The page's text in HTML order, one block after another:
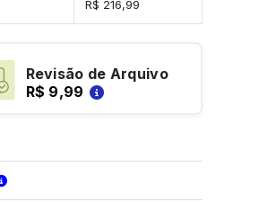
R$ 216,99
Revisão de Arquivo
R$ 9,99
Verifique as condições de entrega